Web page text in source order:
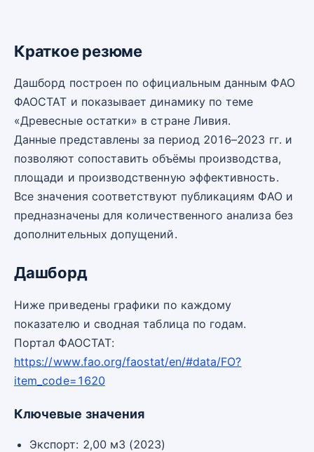
Краткое резюме
Дашборд построен по официальным данным ФАО
ФАОСТАТ и показывает динамику по теме
«Древесные остатки» в стране Ливия.
Данные представлены за период 2016–2023 гг. и
позволяют сопоставить объёмы производства,
площади и производственную эффективность.
Все значения соответствуют публикациям ФАО и
предназначены для количественного анализа без
дополнительных допущений.
Дашборд
Ниже приведены графики по каждому
показателю и сводная таблица по годам.
Портал ФАОСТАТ:
https://www.fao.org/faostat/en/#data/FO?
item_code=1620
Ключевые значения
Экспорт: 2,00 м3 (2023)